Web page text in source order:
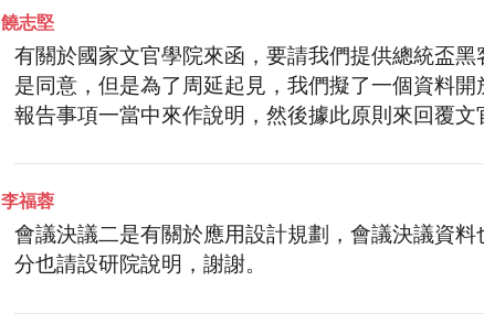
饒志堅
有關於國家文官學院來函，要請我們提供總統盃
是同意，但是為了周延起見，我們擬了一個資料
報告事項一當中來作說明，然後據此原則來回覆文
李福蓉
會議決議二是有關於應用設計規劃，會議決議資
分也請設研院說明，謝謝。